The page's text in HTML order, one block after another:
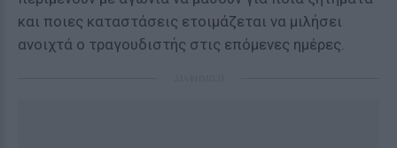
και ποιες καταστάσεις ετοιμάζεται να μιλήσει
ανοιχτά ο τραγουδιστής στις επόμενες ημέρες.